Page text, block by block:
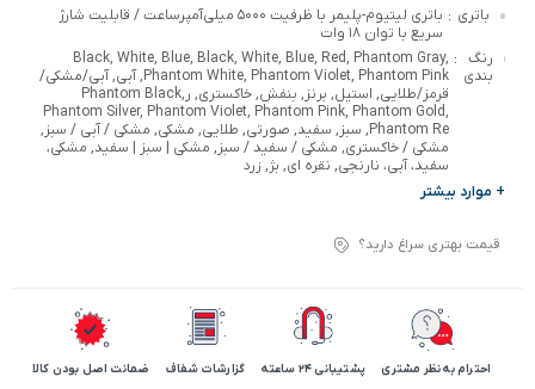
باتری :
باتری لیتیوم‌-پلیمر با ظرفیت ۵۰۰۰ میلی‌آمپرساعت / قابلیت شارژ
سریع با توان ۱۸ وات
رنگ
بندی
:
Black, White, Blue, Black, White, Blue, Red, Phantom Gray,
Phantom White, Phantom Violet, Phantom Pink, آبی, آبی/مشکی/
قرمز/طلایی, استیل, برنز, بنفش, خاکستری, رPhantom Black,
Phantom Silver, Phantom Violet, Phantom Pink, Phantom Gold,
Phantom Re, سبز, سفید, صورتی, طلایی, مشکی, مشکی / آبی / سبز,
مشکی / خاکستری, مشکی / سفید / سبز, مشکی | سبز | سفید, مشکی،
سفید، آبی، نارنجی, نقره ای, بژ, زرد
+ موارد بیشتر
قیمت بهتری سراغ دارید؟
احترام به نظر مشتری پشتیبانی 24 ساعته گزارشات شفاف ضمانت اصل بودن کالا